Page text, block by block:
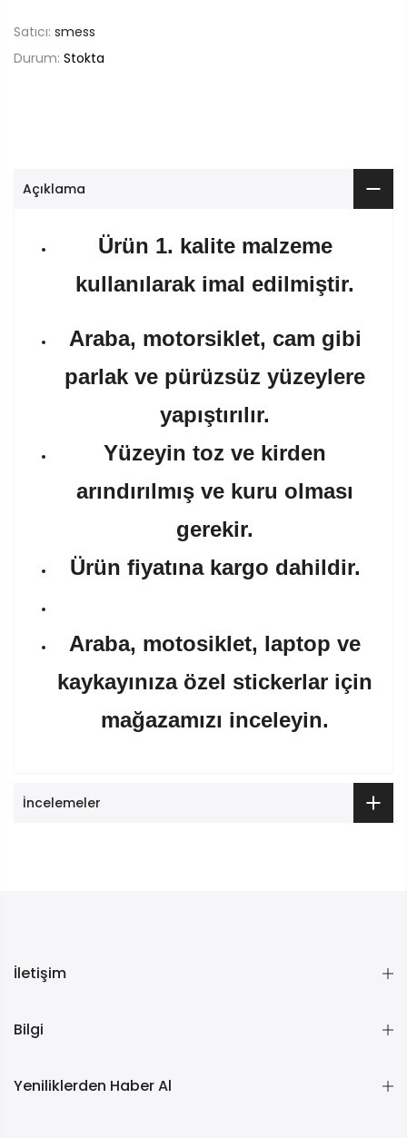
Satıcı: smess
Durum: Stokta
Açıklama
Ürün 1. kalite malzeme
kullanılarak imal edilmiştir.
Araba, motorsiklet, cam gibi
parlak ve pürüzsüz yüzeylere
yapıştırılır.
Yüzeyin toz ve kirden
arındırılmış ve kuru olması
gerekir.
Ürün fiyatına kargo dahildir.
Araba, motosiklet, laptop ve
kaykayınıza özel stickerlar için
mağazamızı inceleyin.
İncelemeler
İletişim
Bilgi
Yeniliklerden Haber Al